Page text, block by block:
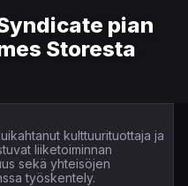
pian
Storesta
kulttuurituottaja ja
liiketoiminnan
sekä yhteisöjen
työskentely.